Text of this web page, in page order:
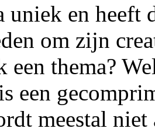
uniek en heeft
om zijn
thema?
een
meestal niet